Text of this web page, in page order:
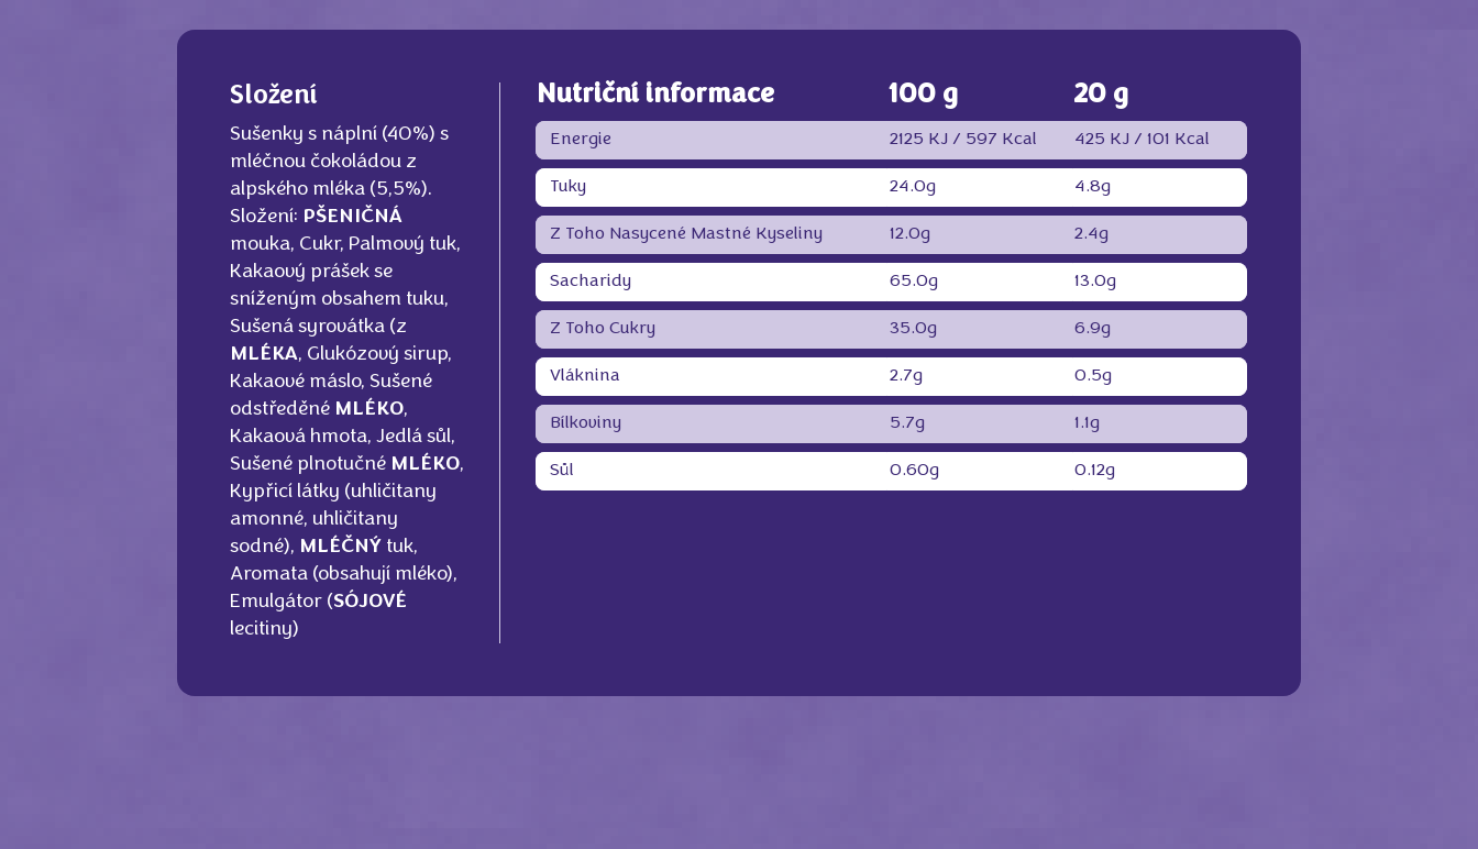
Složení
Sušenky s náplní (40%) s
mléčnou čokoládou z
alpského mléka (5,5%).
Složení: PŠENIČNÁ
mouka, Cukr, Palmový tuk,
Kakaový prášek se
sníženým obsahem tuku,
Sušená syrovátka (z
MLÉKA, Glukózový sirup,
Kakaové máslo, Sušené
odstředěné MLÉKO,
Kakaová hmota, Jedlá sůl,
Sušené plnotučné MLÉKO,
Kypřicí látky (uhličitany
amonné, uhličitany
sodné), MLÉČNÝ tuk,
Aromata (obsahují mléko),
Emulgátor (SÓJOVÉ
lecitiny)
Nutriční informace 100 g 20 g
Energie 2125 KJ / 597 Kcal 425 KJ /101 Kcal
Tuky 24.0g 4.8g
Z Toho Nasycené Mastné Kyseliny 12.0g 2.4g
Sacharidy 65.0g 13.0g
Z Toho Cukry 35.0g 6.9g
Vláknina 2.7g 0.5g
Bílkoviny 5.7g 1.1g
Sůl 0.60g 0.12g